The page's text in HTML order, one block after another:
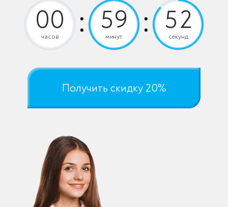
часов минут секунд
Получить скидку 20%